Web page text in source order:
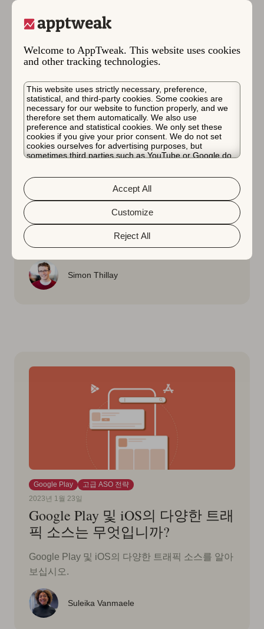
Welcome to AppTweak. This website uses cookies
and other tracking technologies.
This website uses strictly necessary, preference,
statistical, and third-party cookies. Some cookies are
necessary for our website to function properly, and we
therefore set them automatically. We also use
preference and statistical cookies. We only set these
cookies if you give your prior consent. We do not set
cookies ourselves for advertising purposes, but
sometimes third parties such as YouTube or Google do.
about the protection of your personal data and the
different cookies we use, please read our
&Privacy Policy. You can customize your cookie settings
and preferences by clicking the “Customize” button.
Reject All
Customize
Accept All
Google I/O 2023 발표: 요약
Google I/O 2023의 주요 발표 내용에 대한 이 블로
그 요약을 읽어보십시오.
Simon Thillay
Google Play
고급 ASO 전략
2023년 1월 23일
Google Play 및 iOS의 다양한 트래
픽 소스는 무엇입니까?
Google Play 및 iOS의 다양한 트래픽 소스를 알아
보십시오.
Suleika Vanmaele